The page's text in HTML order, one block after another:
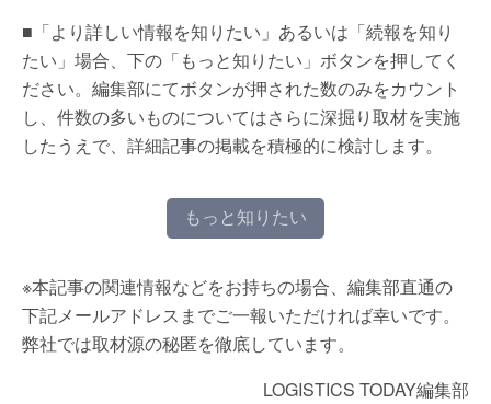
■「より詳しい情報を知りたい」あるいは「続報を知り
たい」場合、下の「もっと知りたい」ボタンを押してく
ださい。編集部にてボタンが押された数のみをカウント
し、件数の多いものについてはさらに深掘り取材を実施
したうえで、詳細記事の掲載を積極的に検討します。
もっと知りたい
※本記事の関連情報などをお持ちの場合、編集部直通の
下記メールアドレスまでご一報いただければ幸いです。
弊社では取材源の秘匿を徹底しています。
LOGISTICS TODAY編集部